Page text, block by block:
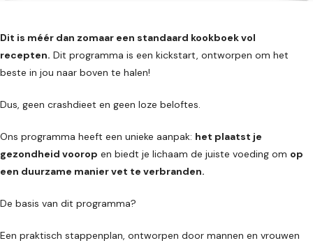
Dit is méér dan zomaar een standaard kookboek vol
recepten. Dit programma is een kickstart, ontworpen om het
beste in jou naar boven te halen!
Dus, geen crashdieet en geen loze beloftes.
Ons programma heeft een unieke aanpak: het plaatst je
gezondheid voorop en biedt je lichaam de juiste voeding om op
een duurzame manier vet te verbranden.
De basis van dit programma?
Een praktisch stappenplan, ontworpen door mannen en vrouwen